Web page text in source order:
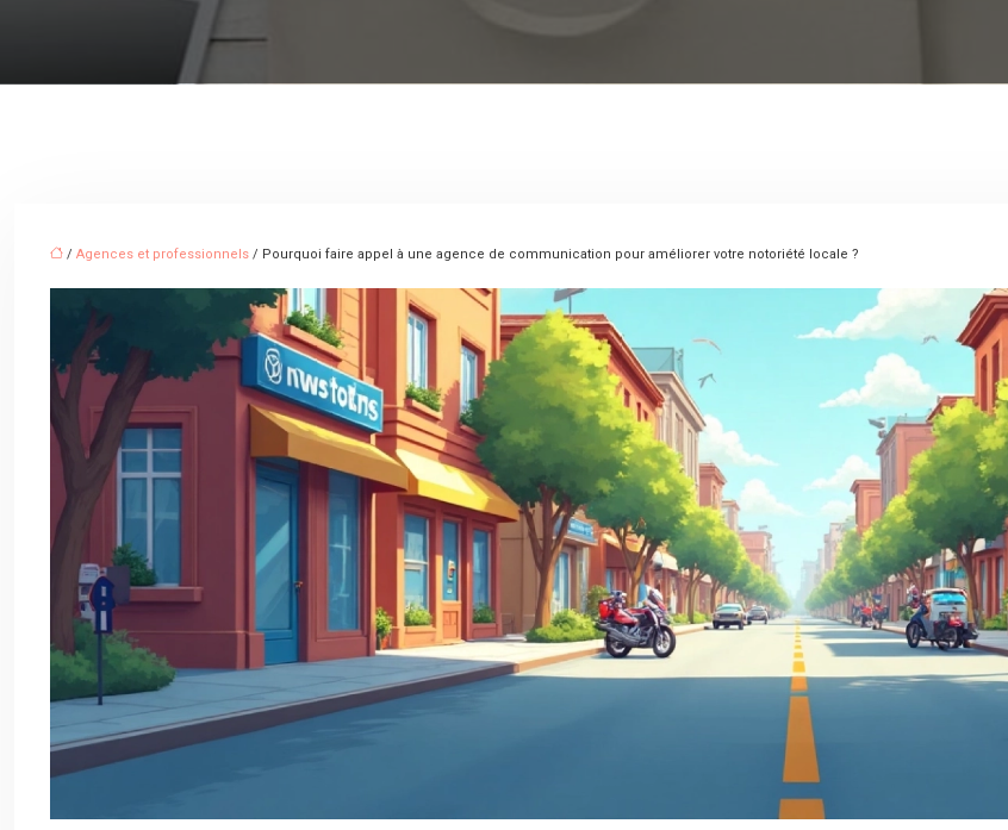
/ Agences et professionnels / Pourquoi faire appel à une agence de communication pour améliorer votre notoriété locale ?